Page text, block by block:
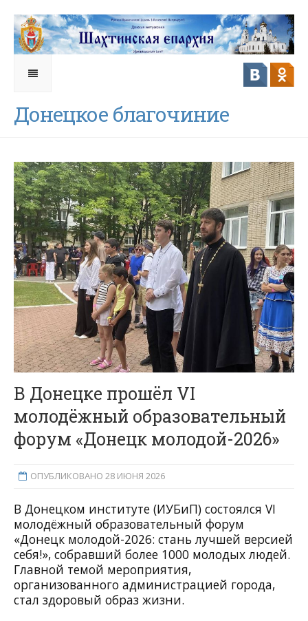
Донецкое благочиние
В Донецке прошёл VI
молодёжный образовательный
форум «Донецк молодой-2026»
ОПУБЛИКОВАНО 28 ИЮНЯ 2026
В Донецком институте (ИУБиП) состоялся VI
молодёжный образовательный форум
«Донецк молодой-2026: стань лучшей версией
себя!», собравший более 1000 молодых людей.
Главной темой мероприятия,
организованного администрацией города,
стал здоровый образ жизни.